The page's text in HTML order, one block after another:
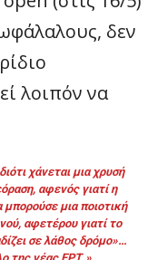
δεν
λοιπόν να
χάνεται μια χρυσή
αφενός γιατί η
μπορούσε μια ποιοτική
αφετέρου γιατί το
σε λάθος δρόμο»…